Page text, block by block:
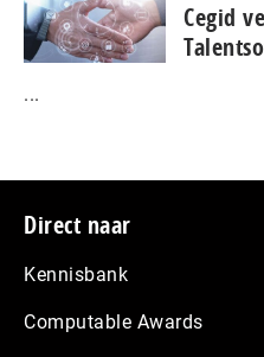
Cegid
...
Footer
Direct naar
Kennisbank
Computable Awards